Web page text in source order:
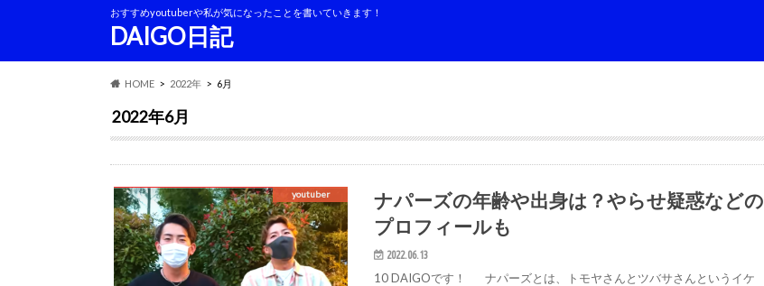
おすすめyoutuberや私が気になったことを書いていきます！
DAIGO日記
HOME 2022年 6月
2022年6月
youtuber
ナパーズの年齢や出身は？やらせ疑惑などの
プロフィールも
2022.06.13
10 DAIGOです！ ナパーズとは、トモヤさんとツバサさんというイケ